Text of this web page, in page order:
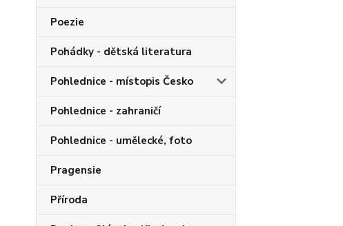
Poezie
Pohádky - dětská literatura
Pohlednice - místopis Česko
Pohlednice - zahraničí
Pohlednice - umělecké, foto
Pragensie
Příroda